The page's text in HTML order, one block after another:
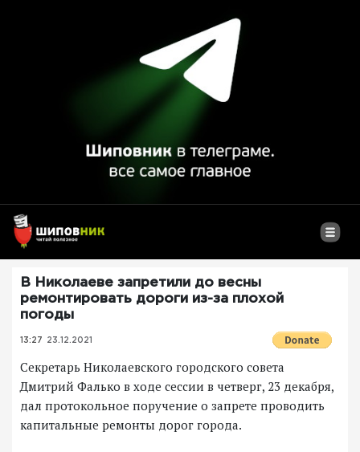
В Николаеве запретили до весны
ремонтировать дороги из-за плохой
погоды
13:27 23.12.2021
Секретарь Николаевского городского совета
Дмитрий Фалько в ходе сессии в четверг, 23 декабря,
дал протокольное поручение о запрете проводить
капитальные ремонты дорог города.